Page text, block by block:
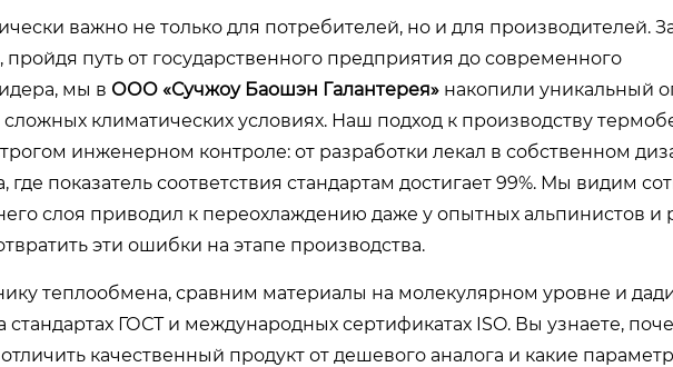
важно не только для потребителей, но и для производителей.
пройдя путь от государственного предприятия до современного
мы в ООО «Сучжоу Баошэн Галантерея» накопили уникальный
климатических условиях. Наш подход к производству
инженерном контроле: от разработки лекал в собственном
показатель соответствия стандартам достигает 99%. Мы видим
слоя приводил к переохлаждению даже у опытных альпинистов и
эти ошибки на этапе производства.
теплообмена, сравним материалы на молекулярном уровне и
ГОСТ и международных сертификатах ISO. Вы узнаете,
качественный продукт от дешевого аналога и какие